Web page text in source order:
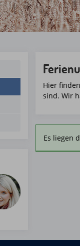
Hier
sind. Wir
Es liegen